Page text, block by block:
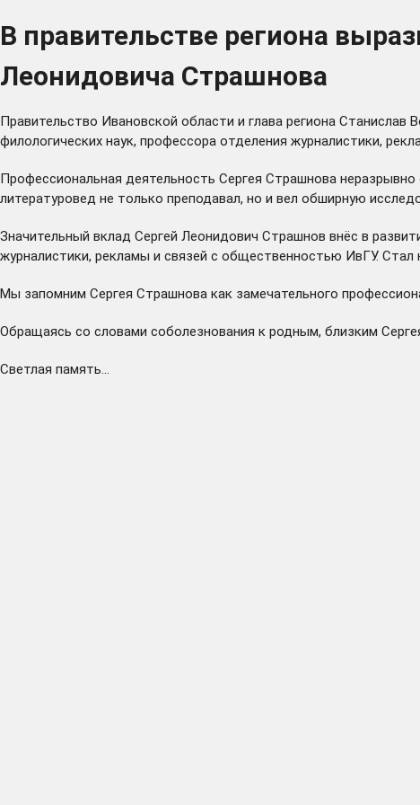
В правительстве региона
Леонидовича Страшнова
Правительство Ивановской области и глава региона
филологических наук, профессора отделения журналистики,
Профессиональная деятельность Сергея Страшнова
литературовед не только преподавал, но и вел обширную
Значительный вклад Сергей Леонидович Страшнов внёс в
журналистики, рекламы и связей с общественностью ИвГУ.
Мы запомним Сергея Страшнова как замечательного
Обращаясь со словами соболезнования к родным, близким
Светлая память…